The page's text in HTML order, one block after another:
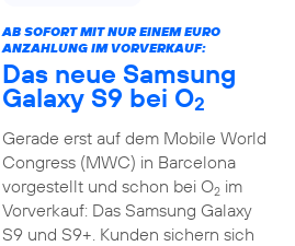
AB SOFORT MIT NUR EINEM EURO
ANZAHLUNG IM VORVERKAUF:
Das neue Samsung
Galaxy S9 bei O2
Gerade erst auf dem Mobile World
Congress (MWC) in Barcelona
vorgestellt und schon bei O2im
Vorverkauf: Das Samsung Galaxy
S9 und S9+. Kunden sichern sich